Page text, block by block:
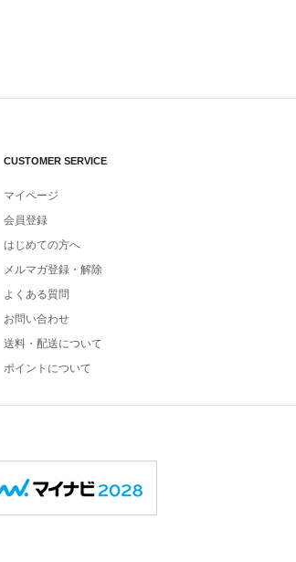
CUSTOMER SERVICE
マイページ
会員登録
はじめての方へ
メルマガ登録・解除
よくある質問
お問い合わせ
送料・配送について
ポイントについて